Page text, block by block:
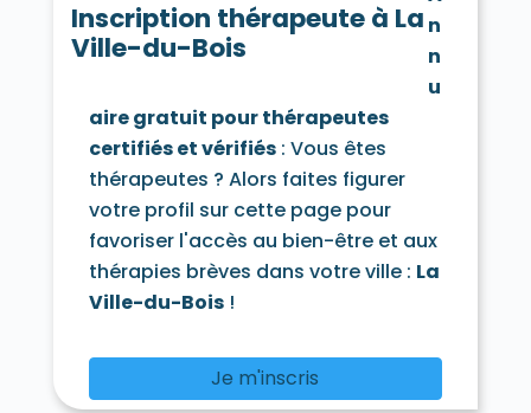
Chilly-Mazarin 91380
Congerville-Thionville 91740
Courdimanche-sur-Essonne 91720
Courson-Monteloup 91680
Crosne 91560
Dannemois 91490
D'Huison-Longueville 91590
Dourdan 91410
Draveil 91210
Écharcon 91540
Épinay-sous-Sénart 91860
Épinay-sur-Orge 91360
Estouches 91660
Étampes 91150
Étiolles 91450
Fontaine-la-Rivière 91690
Fontenay-lès-Briis 91640
Inscription thérapeute à La
Ville-du-Bois
n
n
u
aire gratuit pour thérapeutes
certifiés et vérifiés: Vous êtes
thérapeutes ? Alors faites figurer
votre profil sur cette page pour
favoriser l'accès au bien-être et aux
thérapies brèves dans votre ville : La
Ville-du-Bois!
Je m'inscris